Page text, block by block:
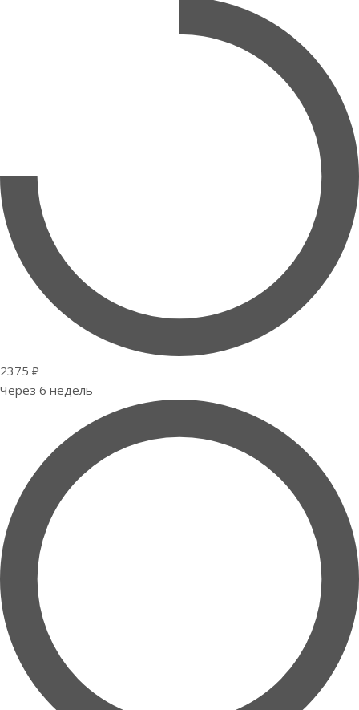
2375 ₽
Через 6 недель